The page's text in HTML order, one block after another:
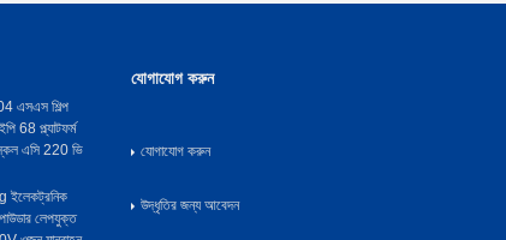
এসএস শিল্প
68 প্ল্যাটফর্ম
এসি 220 ভি
লেপযুক্ত
যোগাযোগ করুন
যোগাযোগ করুন
উদ্ধৃতির জন্য আবেদন